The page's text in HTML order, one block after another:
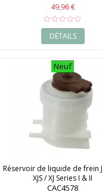
49,96 €
DÉTAILS
Neuf
Réservoir de liquide de frein
XJS / XJ Series I & II
CAC4578